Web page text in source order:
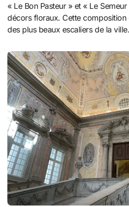
« Le Bon Pasteur » et « Le
décors floraux. Cette composition
des plus beaux escaliers de la ville.